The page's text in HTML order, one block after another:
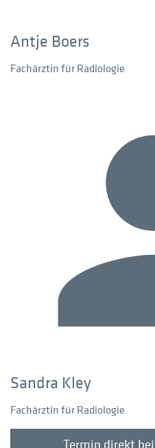
Antje Boers
Fachärztin für Radiologie
Sandra Kley
Fachärztin für Radiologie
Termin direkt